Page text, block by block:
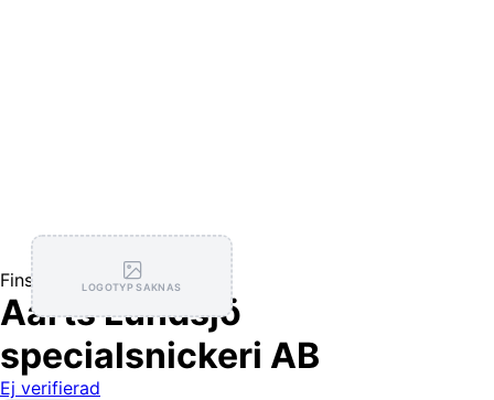
LOGOTYP SAKNAS
Finsnickeri
Aarts Lundsjö
specialsnickeri AB
Ej verifierad